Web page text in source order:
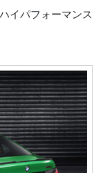
イパフォーマンス